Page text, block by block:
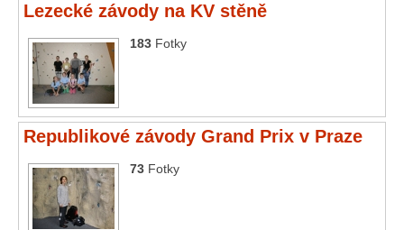
Lezecké závody na KV stěně
183 Fotky
Republikové závody Grand Prix v Praze
73 Fotky